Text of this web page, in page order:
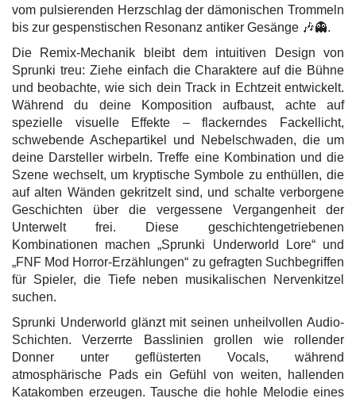
vom pulsierenden Herzschlag der dämonischen Trommeln
bis zur gespenstischen Resonanz antiker Gesänge 🎶👻.
Die Remix-Mechanik bleibt dem intuitiven Design von
Sprunki treu: Ziehe einfach die Charaktere auf die Bühne
und beobachte, wie sich dein Track in Echtzeit entwickelt.
Während du deine Komposition aufbaust, achte auf
spezielle visuelle Effekte – flackerndes Fackellicht,
schwebende Aschepartikel und Nebelschwaden, die um
deine Darsteller wirbeln. Treffe eine Kombination und die
Szene wechselt, um kryptische Symbole zu enthüllen, die
auf alten Wänden gekritzelt sind, und schalte verborgene
Geschichten über die vergessene Vergangenheit der
Unterwelt frei. Diese geschichtengetriebenen
Kombinationen machen „Sprunki Underworld Lore“ und
„FNF Mod Horror-Erzählungen“ zu gefragten Suchbegriffen
für Spieler, die Tiefe neben musikalischen Nervenkitzel
suchen.
Sprunki Underworld glänzt mit seinen unheilvollen Audio-
Schichten. Verzerrte Basslinien grollen wie rollender
Donner unter geflüsterten Vocals, während
atmosphärische Pads ein Gefühl von weiten, hallenden
Katakomben erzeugen. Tausche die hohle Melodie eines